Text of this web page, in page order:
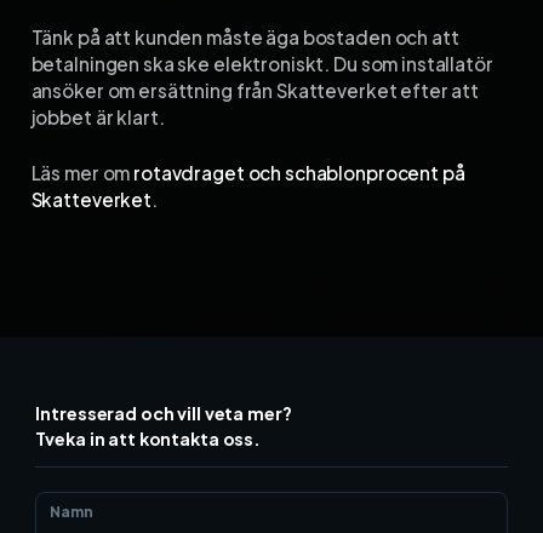
Tänk på att kunden måste äga bostaden och att
betalningen ska ske elektroniskt. Du som installatör
ansöker om ersättning från Skatteverket efter att
jobbet är klart.
Läs mer om rotavdraget och schablonprocent på
Skatteverket.
Intresserad och vill veta mer?
Tveka in att kontakta oss.
Namn